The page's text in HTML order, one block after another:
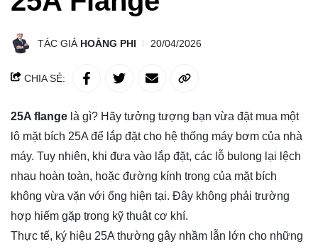
TÁC GIẢ HOÀNG PHI 20/04/2026
CHIA SẺ:
25A flange là gì? Hãy tưởng tượng bạn vừa đặt mua một
lô mặt bích 25A để lắp đặt cho hệ thống máy bơm của nhà
máy. Tuy nhiên, khi đưa vào lắp đặt, các lỗ bulong lại lệch
nhau hoàn toàn, hoặc đường kính trong của mặt bích
không vừa vặn với ống hiện tại. Đây không phải trường
hợp hiếm gặp trong kỹ thuật cơ khí.
Thực tế, ký hiệu 25A thường gây nhầm lẫn lớn cho những